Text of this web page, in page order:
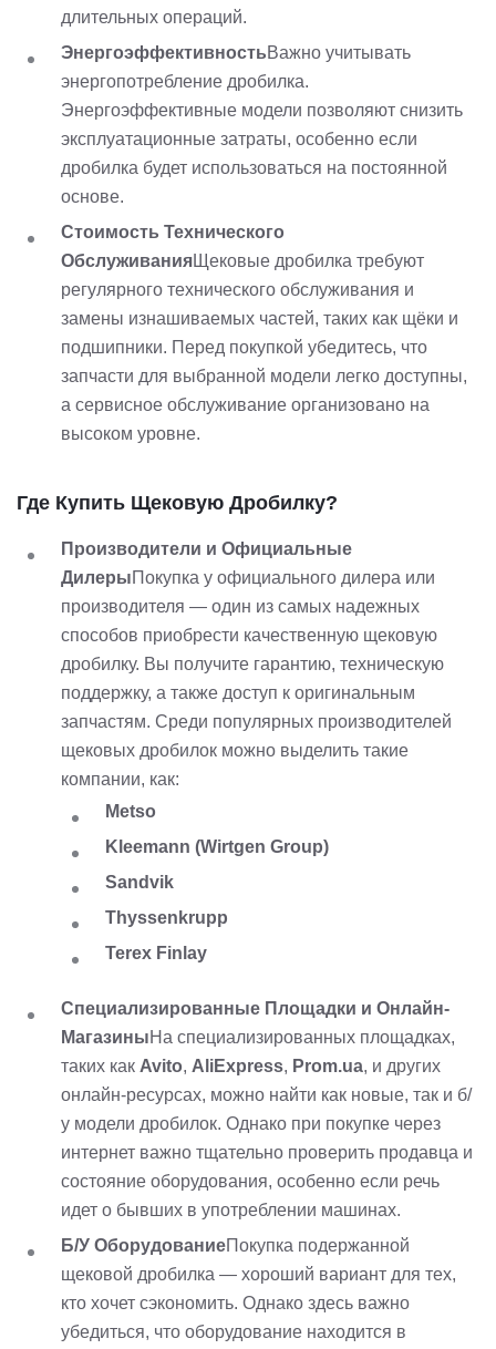
длительных операций.
ЭнергоэффективностьВажно учитывать
энергопотребление дробилка.
Энергоэффективные модели позволяют снизить
эксплуатационные затраты, особенно если
дробилка будет использоваться на постоянной
основе.
Стоимость Технического
ОбслуживанияЩековые дробилка требуют
регулярного технического обслуживания и
замены изнашиваемых частей, таких как щёки и
подшипники. Перед покупкой убедитесь, что
запчасти для выбранной модели легко доступны,
а сервисное обслуживание организовано на
высоком уровне.
Где Купить Щековую Дробилку?
Производители и Официальные
ДилерыПокупка у официального дилера или
производителя — один из самых надежных
способов приобрести качественную щековую
дробилку. Вы получите гарантию, техническую
поддержку, а также доступ к оригинальным
запчастям. Среди популярных производителей
щековых дробилок можно выделить такие
компании, как:
Metso
Kleemann (Wirtgen Group)
Sandvik
Thyssenkrupp
Terex Finlay
Специализированные Площадки и Онлайн-
МагазиныНа специализированных площадках,
таких как Avito, AliExpress, Prom.ua, и других
онлайн-ресурсах, можно найти как новые, так и б/
у модели дробилок. Однако при покупке через
интернет важно тщательно проверить продавца и
состояние оборудования, особенно если речь
идет о бывших в употреблении машинах.
Б/У ОборудованиеПокупка подержанной
щековой дробилка — хороший вариант для тех,
кто хочет сэкономить. Однако здесь важно
убедиться, что оборудование находится в